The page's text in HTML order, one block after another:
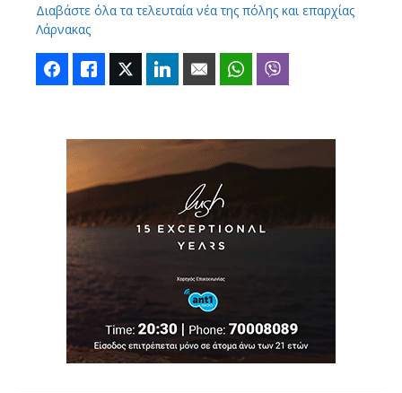
Διαβάστε όλα τα τελευταία νέα της πόλης και επαρχίας
Λάρνακας
FacebookLike Twitter LinkedIn Email WhatsApp